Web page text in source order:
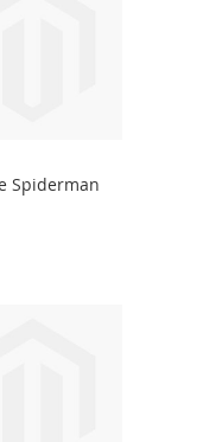
Spiderman